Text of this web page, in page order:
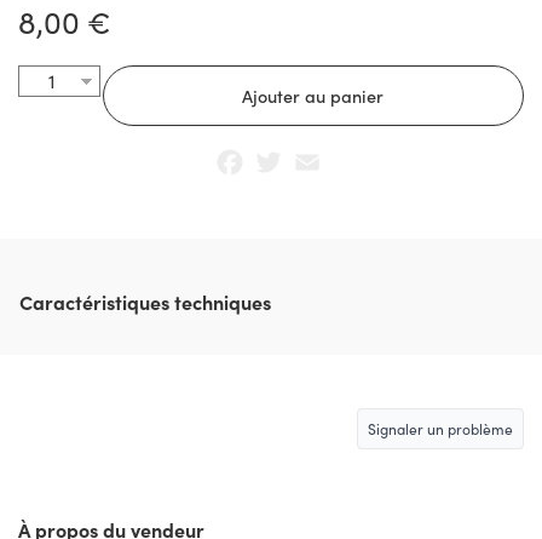
8,00 €
Caractéristiques techniques
Signaler un problème
À propos du vendeur